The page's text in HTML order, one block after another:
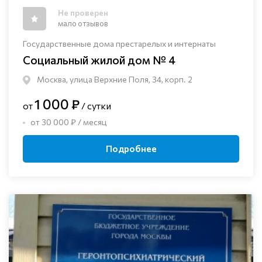
Государственные дома престарелых и интернаты
Социальный жилой дом № 4
Москва, улица Верхние Поля, 34, корп. 2
Не проверен
мало отзывов
от1 000 ₽ / сутки
от 30 000 ₽ / месяц
Подробнее